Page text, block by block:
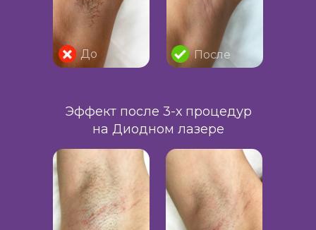
Эффект после 3-х процедур
на Диодном лазере
До После
для новых клиентов